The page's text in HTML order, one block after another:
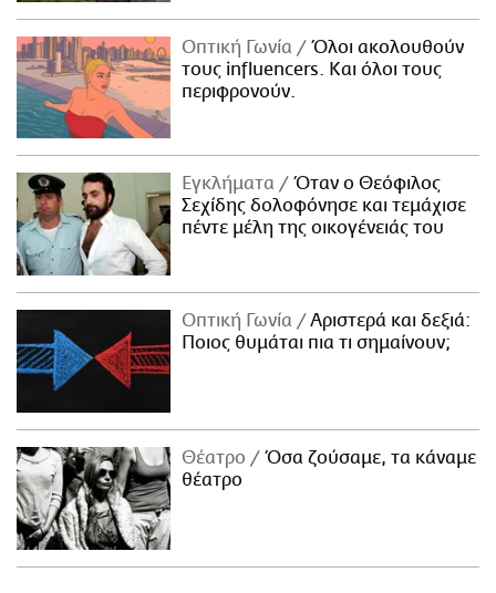
Οπτική Γωνία
Όλοι ακολουθούν
τους influencers. Και όλοι τους
περιφρονούν.
Εγκλήματα
Όταν ο Θεόφιλος
Σεχίδης δολοφόνησε και τεμάχισε
πέντε μέλη της οικογένειάς του
Οπτική Γωνία
Αριστερά και δεξιά:
Ποιος θυμάται πια τι σημαίνουν;
Θέατρο
Όσα ζούσαμε, τα κάναμε
θέατρο